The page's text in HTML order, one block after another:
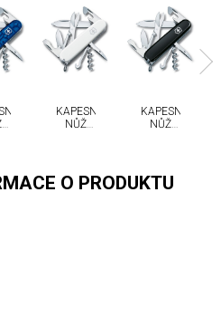
KAPESNÍ
NŮŽ
KAPESNÍ
NŮŽ
O PRODUKTU